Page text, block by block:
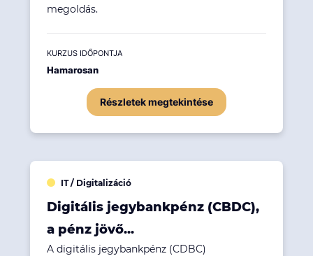
megoldás.
KURZUS IDŐPONTJA
Hamarosan
Részletek megtekintése
IT / Digitalizáció
Digitális jegybankpénz (CBDC),
a pénz jövő...
A digitális jegybankpénz (CDBC)